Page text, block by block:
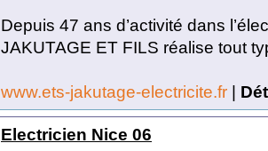
Depuis 47 ans d’activité dans
JAKUTAGE ET FILS réalise tout
www.ets-jakutage-electricite.fr |
Electricien Nice 06